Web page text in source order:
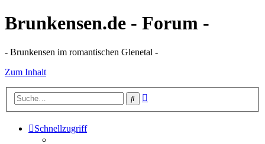
Brunkensen.de - Forum -
- Brunkensen im romantischen Glenetal -
Zum Inhalt
Suche
Schnellzugriff